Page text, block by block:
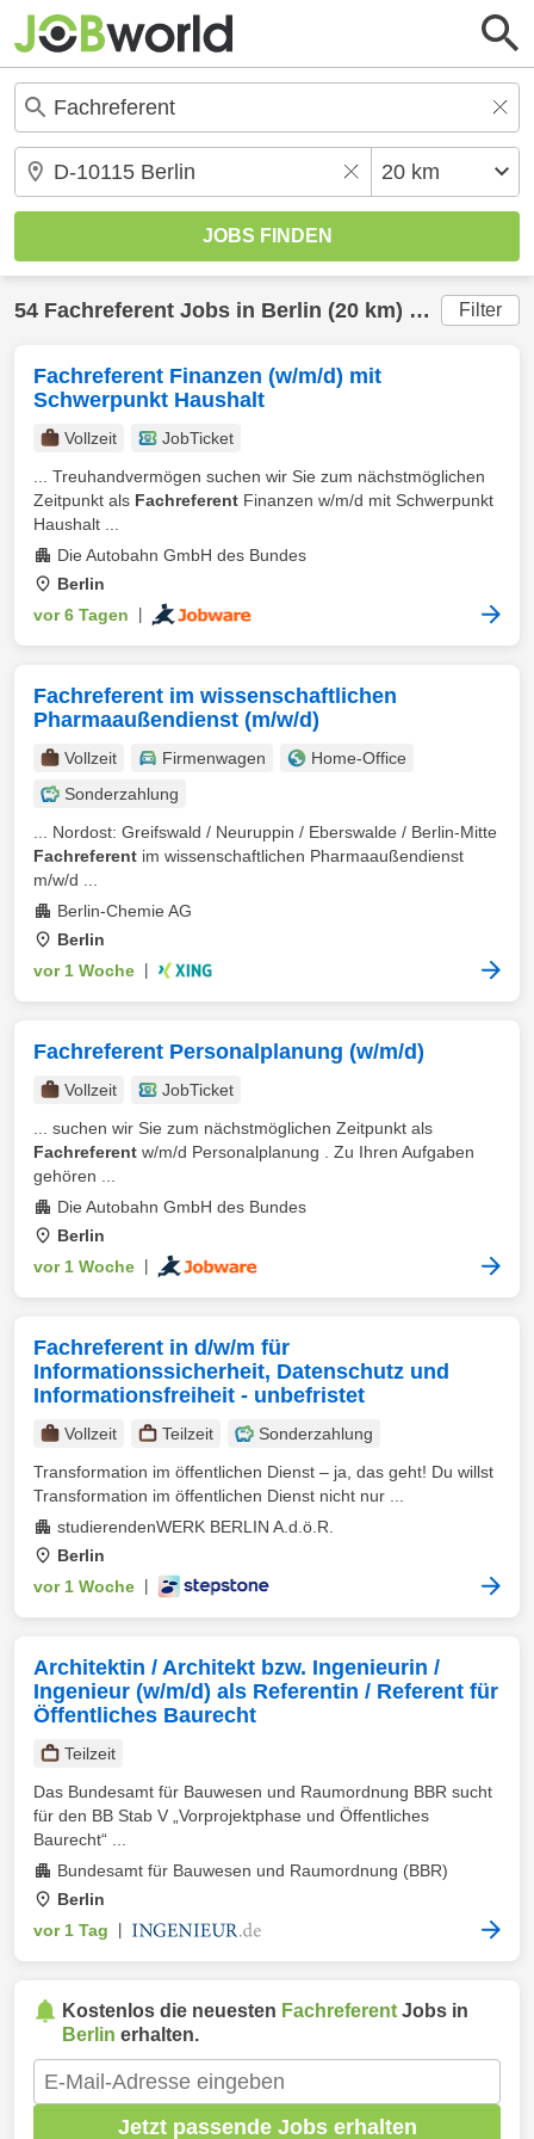
54 Fachreferent Jobs in Berlin (20 km) gefunden Filter
Fachreferent Finanzen (w/m/d) mit
Schwerpunkt Haushalt
Vollzeit
JobTicket
... Treuhandvermögen suchen wir Sie zum nächstmöglichen
Zeitpunkt als Fachreferent Finanzen w/m/d mit Schwerpunkt
Haushalt ...
Die Autobahn GmbH des Bundes
Berlin
vor 6 Tagen
Fachreferent im wissenschaftlichen
Pharmaaußendienst (m/w/d)
Vollzeit Firmenwagen
Home-Office
Sonderzahlung
... Nordost: Greifswald / Neuruppin / Eberswalde / Berlin-Mitte
Fachreferent im wissenschaftlichen Pharmaaußendienst
m/w/d ...
Berlin-Chemie AG
Berlin
vor 1 Woche
Fachreferent Personalplanung (w/m/d)
Vollzeit
JobTicket
... suchen wir Sie zum nächstmöglichen Zeitpunkt als
Fachreferent w/m/d Personalplanung . Zu Ihren Aufgaben
gehören ...
Die Autobahn GmbH des Bundes
Berlin
vor 1 Woche
Fachreferent in d/w/m für
Informationssicherheit, Datenschutz und
Informationsfreiheit - unbefristet
Vollzeit Teilzeit
Sonderzahlung
Transformation im öffentlichen Dienst – ja, das geht! Du willst
Transformation im öffentlichen Dienst nicht nur ...
studierendenWERK BERLIN A.d.ö.R.
Berlin
vor 1 Woche
Architektin / Architekt bzw. Ingenieurin /
Ingenieur (w/m/d) als Referentin / Referent für
Öffentliches Baurecht
Teilzeit
Das Bundesamt für Bauwesen und Raumordnung BBR sucht
für den BB Stab V „Vorprojektphase und Öffentliches
Baurecht“ ...
Bundesamt für Bauwesen und Raumordnung (BBR)
Berlin
vor 1 Tag
Kostenlos die neuesten Fachreferent Jobs in
Berlin erhalten.
Jetzt passende Jobs erhalten